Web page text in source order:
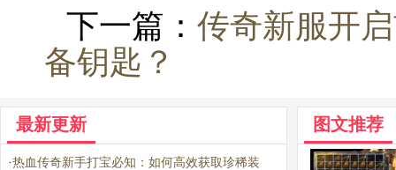
下一篇： 传奇新服开
备钥匙？
最新更新
·热血传奇新手打宝必知：如何高效获取珍稀装
图文推荐